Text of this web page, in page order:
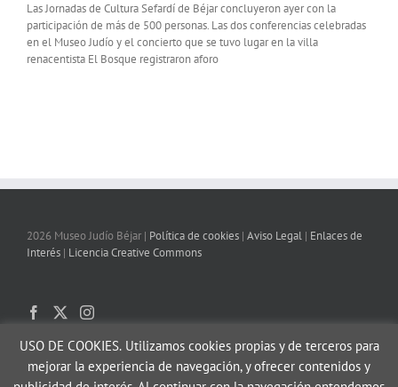
Las Jornadas de Cultura Sefardí de Béjar concluyeron ayer con la
participación de más de 500 personas. Las dos conferencias celebradas
en el Museo Judío y el concierto que se tuvo lugar en la villa
renacentista El Bosque registraron aforo
2026 Museo Judío Béjar | Política de cookies | Aviso Legal | Enlaces de
Interés | Licencia Creative Commons
USO DE COOKIES.Utilizamos cookies propias y de terceros para
mejorar la experiencia de navegación, y ofrecer contenidos y